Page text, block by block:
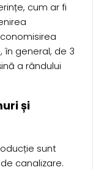
cum ar fi
în general, de 3
a rândului
și
sunt
canalizare.